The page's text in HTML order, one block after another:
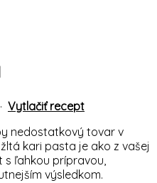
· Vytlačiť recept
nedostatkový tovar v
kari pasta je ako z vašej
s ľahkou prípravou,
výsledkom.